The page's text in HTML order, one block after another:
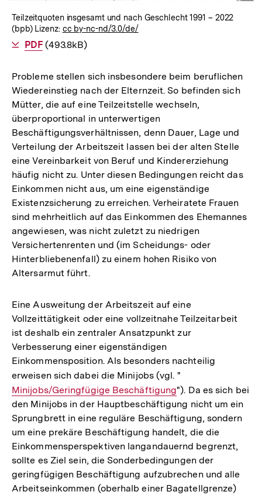
Teilzeitquoten insgesamt und nach Geschlecht 1991 – 2022
(bpb) Lizenz: cc by-nc-nd/3.0/de/
Als
PDFherunterladen
(493.8kB)
Probleme stellen sich insbesondere beim beruflichen
Wiedereinstieg nach der Elternzeit. So befinden sich
Mütter, die auf eine Teilzeitstelle wechseln,
überproportional in unterwertigen
Beschäftigungsverhältnissen, denn Dauer, Lage und
Verteilung der Arbeitszeit lassen bei der alten Stelle
eine Vereinbarkeit von Beruf und Kindererziehung
häufig nicht zu. Unter diesen Bedingungen reicht das
Einkommen nicht aus, um eine eigenständige
Existenzsicherung zu erreichen. Verheiratete Frauen
sind mehrheitlich auf das Einkommen des Ehemannes
angewiesen, was nicht zuletzt zu niedrigen
Versichertenrenten und (im Scheidungs- oder
Hinterbliebenenfall) zu einem hohen Risiko von
Altersarmut führt.
Eine Ausweitung der Arbeitszeit auf eine
Vollzeittätigkeit oder eine vollzeitnahe Teilzeitarbeit
ist deshalb ein zentraler Ansatzpunkt zur
Verbesserung einer eigenständigen
Einkommensposition. Als besonders nachteilig
erweisen sich dabei die Minijobs (vgl. "
Link:
Minijobs/Geringfügige Beschäftigung"). Da es sich bei
den Minijobs in der Hauptbeschäftigung nicht um ein
Sprungbrett in eine reguläre Beschäftigung, sondern
um eine prekäre Beschäftigung handelt, die die
Einkommensperspektiven langandauernd begrenzt,
sollte es Ziel sein, die Sonderbedingungen der
geringfügigen Beschäftigung aufzubrechen und alle
Arbeitseinkommen (oberhalb einer Bagatellgrenze)